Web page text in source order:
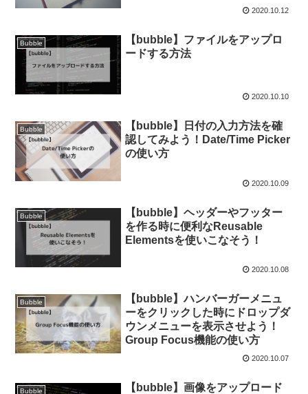
2020.10.12
Bubble
【bubble】ファイルをアップロ
ードする方法
2020.10.10
Bubble
【bubble】日付の入力方法を確
認してみよう！Date/Time Picker
の使い方
2020.10.09
Bubble
【bubble】ヘッダーやフッター
を作る時に便利なReusable
Elementsを使いこなそう！
2020.10.08
Bubble
【bubble】ハンバーガーメニュ
ーをクリックした時にドロップダ
ウンメニューを表示させよう！
Group Focus機能の使い方
2020.10.07
Bubble 【bubble】画像をアップロード